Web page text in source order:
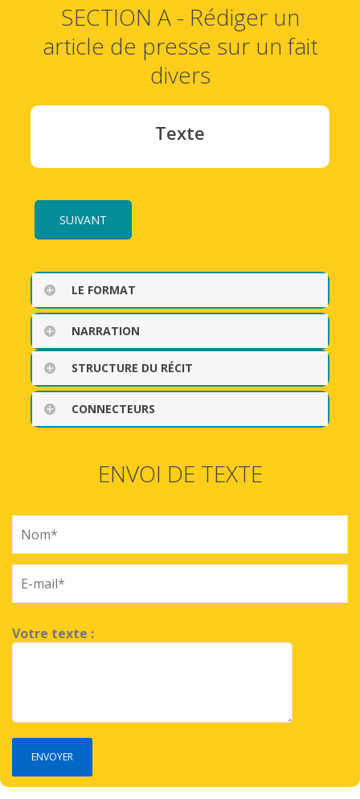
SECTION A - Rédiger un
article de presse sur un fait
divers
Texte
SUIVANT
LE FORMAT
NARRATION
STRUCTURE DU RÉCIT
CONNECTEURS
ENVOI DE TEXTE
Votre texte :